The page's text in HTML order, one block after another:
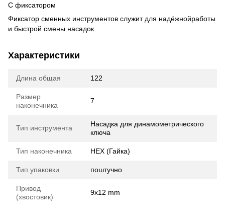
С фиксатором
Фиксатор сменных инструментов служит для надёжнойработы
и быстрой смены насадок.
Характеристики
Длина общая 122
Размер
наконечника
7
Тип инструмента
Насадка для динамометрического
ключа
Тип наконечника HEX (Гайка)
Тип упаковки поштучно
Привод
(хвостовик)
9x12 mm